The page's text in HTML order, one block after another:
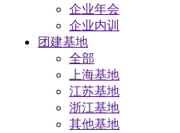
企业年会
企业内训
团建基地
全部
上海基地
江苏基地
浙江基地
其他基地